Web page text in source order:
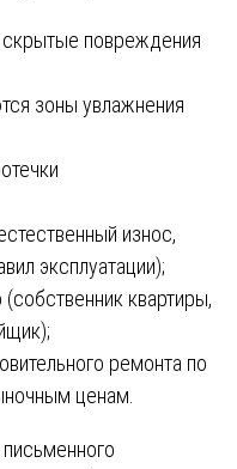
повреждения
зоны увлажнения
износ,
эксплуатации);
квартиры,
ремонта по
ценам.